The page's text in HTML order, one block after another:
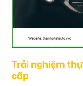
Trải nghiệm
cấp